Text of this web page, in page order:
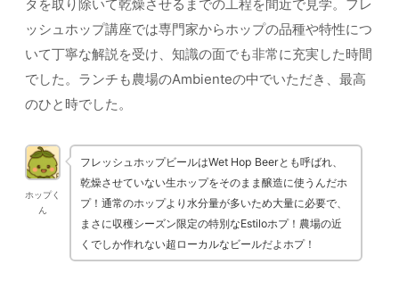
タを取り除いて乾燥させるまでの工程を間近で見学。フレ
ッシュホップ講座では専門家からホップの品種や特性につ
いて丁寧な解説を受け、知識の面でも非常に充実した時間
でした。ランチも農場のAmbienteの中でいただき、最高
のひと時でした。
ホップく
ん
フレッシュホップビールはWet Hop Beerとも呼ばれ、
乾燥させていない生ホップをそのまま醸造に使うんだホ
プ！通常のホップより水分量が多いため大量に必要で、
まさに収穫シーズン限定の特別なEstiloホプ！農場の近
くでしか作れない超ローカルなビールだよホプ！